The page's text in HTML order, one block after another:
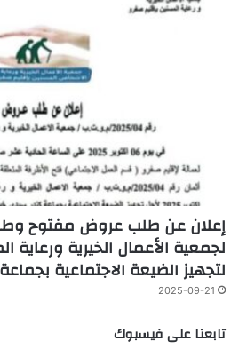
لجمعية الأعمال الخيرية ورعاية
لتجهيز الضيعة الاجتماعية
2025-09-21
تابعنا على فيسبوك